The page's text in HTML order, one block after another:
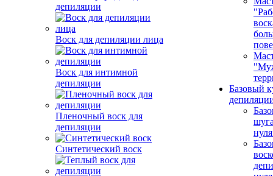
депиляции
Воск для депиляции лица
Воск для интимной
депиляции
Пленочный воск для
депиляции
Синтетический воск
Базовый